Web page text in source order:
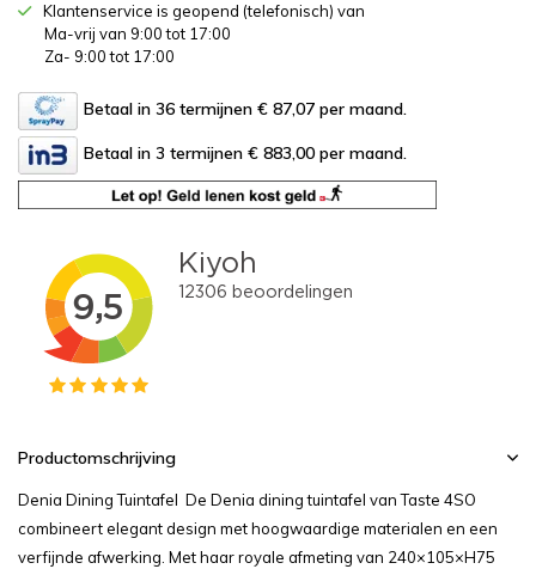
Klantenservice is geopend (telefonisch) van
Ma-vrij van 9:00 tot 17:00
Za- 9:00 tot 17:00
Betaal in 36 termijnen € 87,07 per maand.
Betaal in 3 termijnen € 883,00 per maand.
Productomschrijving
Denia Dining Tuintafel De Denia dining tuintafel van Taste 4SO
combineert elegant design met hoogwaardige materialen en een
verfijnde afwerking. Met haar royale afmeting van 240×105×H75